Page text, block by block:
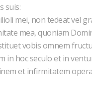
suis:
mei, non tedeat vel
mea, quoniam
vobis omnem
in hoc seculo et in
et infirmitatem